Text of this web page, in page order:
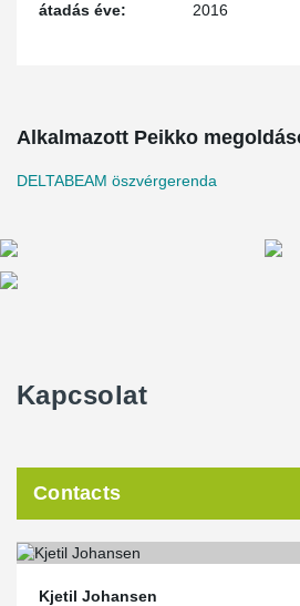
átadás éve:
2016
Alkalmazott Peikko
DELTABEAM öszvérgerenda
Kapcsolat
Contacts
Kjetil Johansen